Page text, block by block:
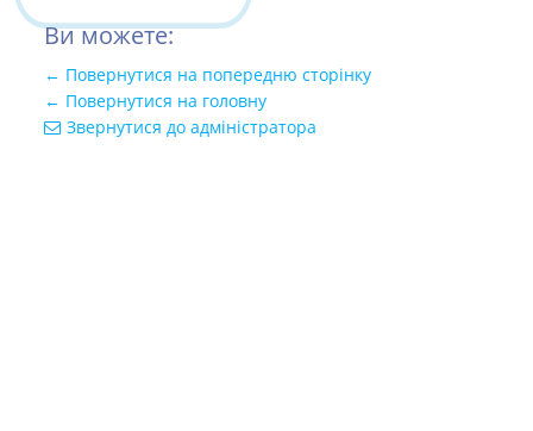
Ви можете:
← Повернутися на попередню сторінку
← Повернутися на головну
Звернутися до адміністратора